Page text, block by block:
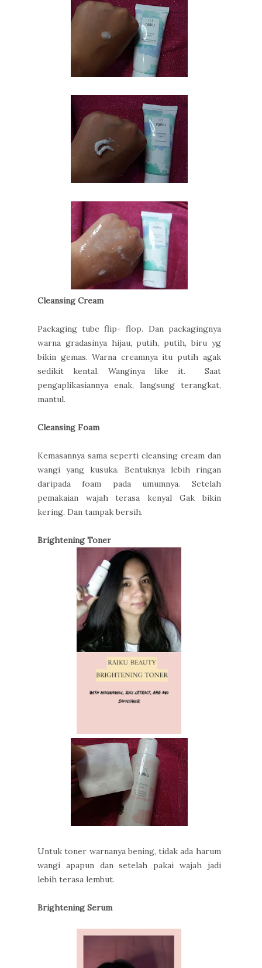
Cleansing Cream
Packaging tube flip- flop. Dan packagingnya
warna gradasinya hijau, putih, putih, biru yg
bikin gemas. Warna creamnya itu putih agak
sedikit kental. Wanginya like it. Saat
pengaplikasiannya enak, langsung terangkat,
mantul.
Cleansing Foam
Kemasannya sama seperti cleansing cream dan
wangi yang kusuka. Bentuknya lebih ringan
daripada foam pada umumnya. Setelah
pemakaian wajah terasa kenyal Gak bikin
kering. Dan tampak bersih.
Brightening Toner
Untuk toner warnanya bening, tidak ada harum
wangi apapun dan setelah pakai wajah jadi
lebih terasa lembut.
Brightening Serum